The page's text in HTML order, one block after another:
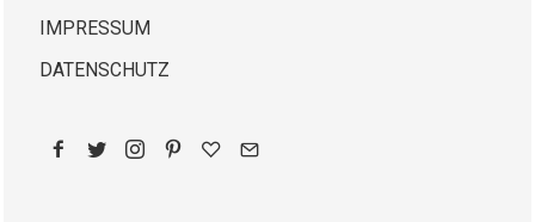
IMPRESSUM
DATENSCHUTZ